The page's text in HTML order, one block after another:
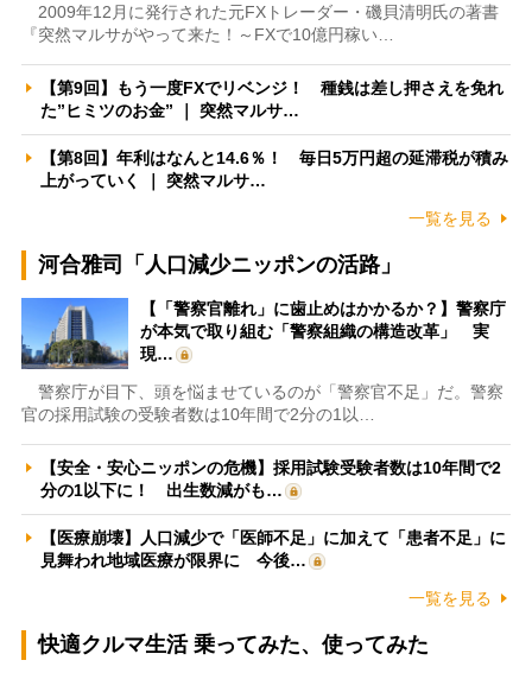
2009年12月に発行された元FXトレーダー・磯貝清明氏の著書
『突然マルサがやって来た！～FXで10億円稼い…
【第9回】もう一度FXでリベンジ！ 種銭は差し押さえを免れ
た”ヒミツのお金” ｜ 突然マルサ…
【第8回】年利はなんと14.6％！ 毎日5万円超の延滞税が積み
上がっていく ｜ 突然マルサ…
一覧を見る
河合雅司「人口減少ニッポンの活路」
【「警察官離れ」に歯止めはかかるか？】警察庁
が本気で取り組む「警察組織の構造改革」 実
現…
警察庁が目下、頭を悩ませているのが「警察官不足」だ。警察
官の採用試験の受験者数は10年間で2分の1以…
【安全・安心ニッポンの危機】採用試験受験者数は10年間で2
分の1以下に！ 出生数減がも…
【医療崩壊】人口減少で「医師不足」に加えて「患者不足」に
見舞われ地域医療が限界に 今後…
一覧を見る
快適クルマ生活 乗ってみた、使ってみた